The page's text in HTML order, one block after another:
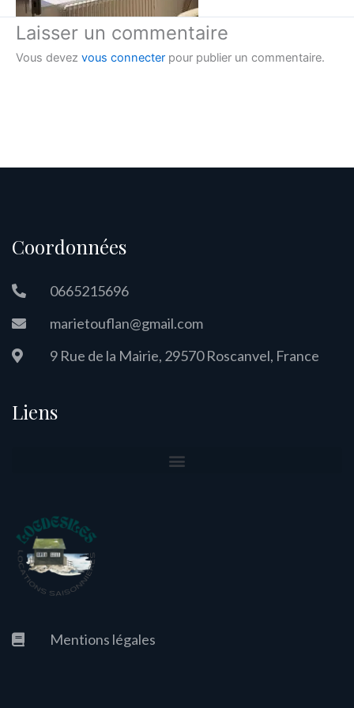
Laisser un commentaire
Vous devez vous connecter pour publier un commentaire.
Coordonnées
0665215696
marietouflan@gmail.com
9 Rue de la Mairie, 29570 Roscanvel, France
Liens
Mentions légales